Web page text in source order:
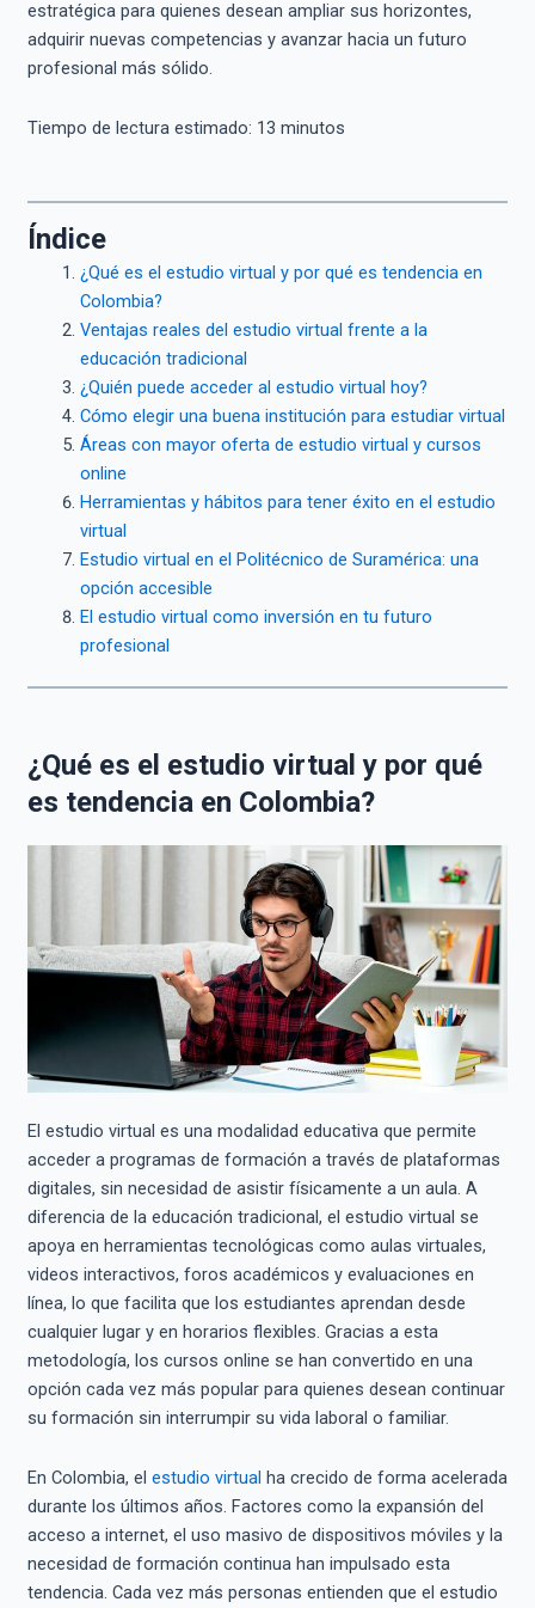
estratégica para quienes desean ampliar sus horizontes,
adquirir nuevas competencias y avanzar hacia un futuro
profesional más sólido.
Tiempo de lectura estimado: 13 minutos
Índice
¿Qué es el estudio virtual y por qué es tendencia en
Colombia?
Ventajas reales del estudio virtual frente a la
educación tradicional
¿Quién puede acceder al estudio virtual hoy?
Cómo elegir una buena institución para estudiar virtual
Áreas con mayor oferta de estudio virtual y cursos
online
Herramientas y hábitos para tener éxito en el estudio
virtual
Estudio virtual en el Politécnico de Suramérica: una
opción accesible
El estudio virtual como inversión en tu futuro
profesional
¿Qué es el estudio virtual y por qué
es tendencia en Colombia?
El estudio virtual es una modalidad educativa que permite
acceder a programas de formación a través de plataformas
digitales, sin necesidad de asistir físicamente a un aula. A
diferencia de la educación tradicional, el estudio virtual se
apoya en herramientas tecnológicas como aulas virtuales,
videos interactivos, foros académicos y evaluaciones en
línea, lo que facilita que los estudiantes aprendan desde
cualquier lugar y en horarios flexibles. Gracias a esta
metodología, los cursos online se han convertido en una
opción cada vez más popular para quienes desean continuar
su formación sin interrumpir su vida laboral o familiar.
En Colombia, el estudio virtual ha crecido de forma acelerada
durante los últimos años. Factores como la expansión del
acceso a internet, el uso masivo de dispositivos móviles y la
necesidad de formación continua han impulsado esta
tendencia. Cada vez más personas entienden que el estudio